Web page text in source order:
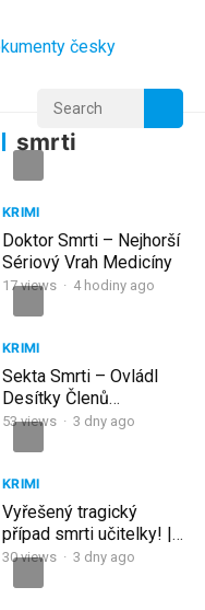
smrti
smrti
KRIMI
Doktor Smrti – Nejhorší
Sériový Vrah Medicíny
17views · 4 hodiny ago
KRIMI
Sekta Smrti – Ovládl
Desítky Členů
Vražedného Kultu
53views · 3 dny ago
KRIMI
Vyřešený tragický
případ smrti učitelky! |
R. Quinn
30views · 3 dny ago